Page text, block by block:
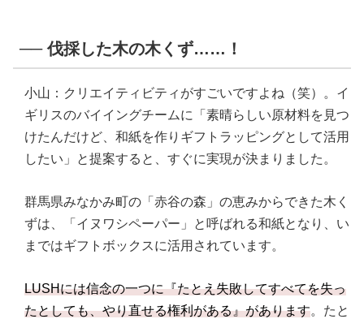
── 伐採した木の木くず……！
小山：クリエイティビティがすごいですよね（笑）。イ
ギリスのバイイングチームに「素晴らしい原材料を見つ
けたんだけど、和紙を作りギフトラッピングとして活用
したい」と提案すると、すぐに実現が決まりました。
群馬県みなかみ町の「赤谷の森」の恵みからできた木く
ずは、「イヌワシペーパー」と呼ばれる和紙となり、い
まではギフトボックスに活用されています。
LUSHには信念の一つに『たとえ失敗してすべてを失っ
たとしても、やり直せる権利がある』があります。たと